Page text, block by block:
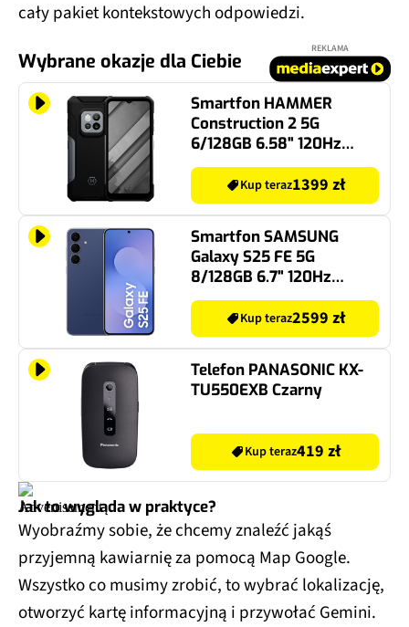
cały pakiet kontekstowych odpowiedzi.
Wybrane okazje dla Ciebie
REKLAMA
Smartfon HAMMER
Construction 2 5G
6/128GB 6.58" 120Hz
Czarno-srebrny
Kup teraz1399 zł
Smartfon SAMSUNG
Galaxy S25 FE 5G
8/128GB 6.7" 120Hz
Granatowy SM-S731
Kup teraz2599 zł
Telefon PANASONIC KX-
TU550EXB Czarny
Kup teraz419 zł
Jak to wygląda w praktyce?
Wyobraźmy sobie, że chcemy znaleźć jakąś
przyjemną kawiarnię za pomocą Map Google.
Wszystko co musimy zrobić, to wybrać lokalizację,
otworzyć kartę informacyjną i przywołać Gemini.